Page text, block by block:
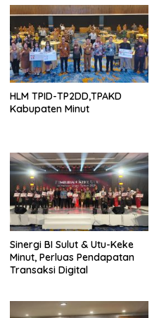
HLM TPID-TP2DD,TPAKD
Kabupaten Minut
Sinergi BI Sulut & Utu-Keke
Minut, Perluas Pendapatan
Transaksi Digital